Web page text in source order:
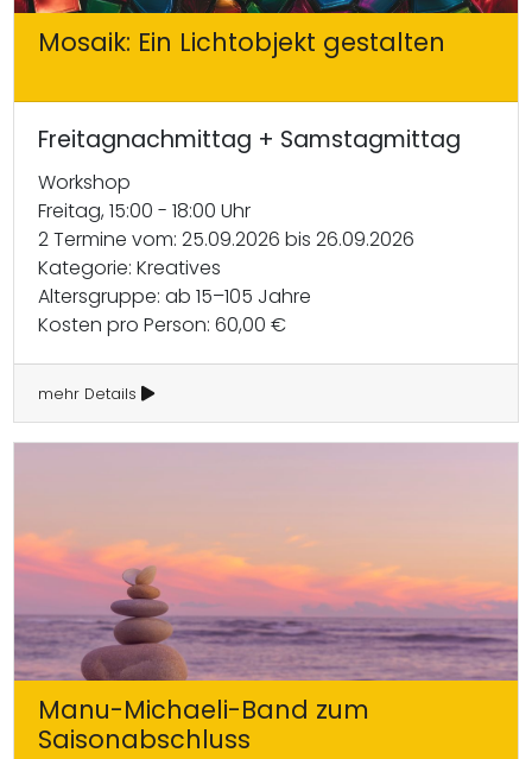
Mosaik: Ein Lichtobjekt gestalten
Freitagnachmittag + Samstagmittag
Workshop
Freitag, 15:00 - 18:00 Uhr
2 Termine vom: 25.09.2026 bis 26.09.2026
Kategorie: Kreatives
Altersgruppe: ab 15–105 Jahre
Kosten pro Person: 60,00 €
mehr Details
Manu-Michaeli-Band zum
Saisonabschluss